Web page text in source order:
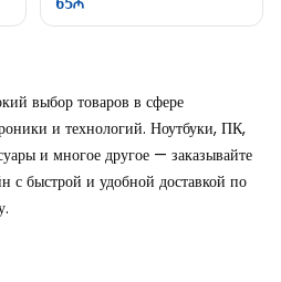
выбор товаров в сфере
и технологий. Ноутбуки, ПК,
и многое другое — заказывайте
с быстрой и удобной доставкой по